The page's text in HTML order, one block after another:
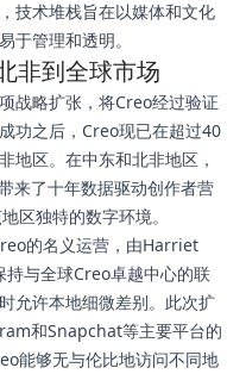
技术堆栈旨在以媒体和文化
于管理和透明。
非到全球市场
战略扩张，将Creo经过验证
功之后，Creo现已在超过40
地区。在中东和北非地区，
来了十年数据驱动创作者营
区独特的数字环境。
的名义运营，由Harriet
与全球Creo卓越中心的联
允许本地细微差别。此次扩
和Snapchat等主要平台的
能够无与伦比地访问不同地